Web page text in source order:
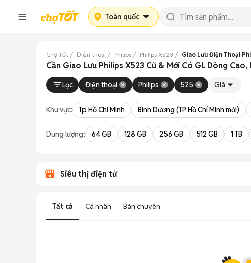
Toàn quốc
Chợ Tốt Điện thoại Philips Philips X523 Giao Lưu Điện Thoại
Cần Giao Lưu Philips X523 Cũ & Mới Có GL Dòng Cao,
Lọc Điện thoại Philips 525 Giá
Khu vực: Tp Hồ Chí Minh Bình Dương (TP Hồ Chí Minh mới)
Dung lượng: 64 GB 128 GB 256 GB 512 GB 1 TB
Siêu thị điện tử
Tất cả Cá nhân Bán chuyên